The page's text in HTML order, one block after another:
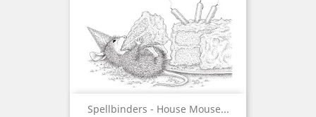
Spellbinders - House Mouse...